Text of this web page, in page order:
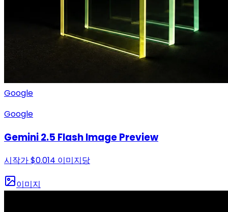
Google
Google
Gemini 2.5 Flash Image Preview
시작가$0.014 이미지당
이미지